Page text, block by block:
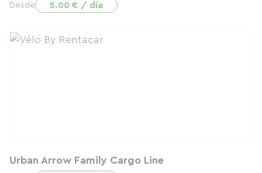
Desde 5.00 € / día
Urban Arrow Family Cargo Line